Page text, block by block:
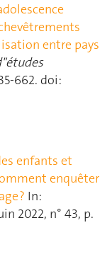
entre pays
doi:
enfants et
enquêter
? In:
2022, n° 43, p.